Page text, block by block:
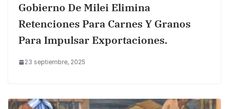
Gobierno De Milei Elimina
Retenciones Para Carnes Y Granos
Para Impulsar Exportaciones.
23 septiembre, 2025